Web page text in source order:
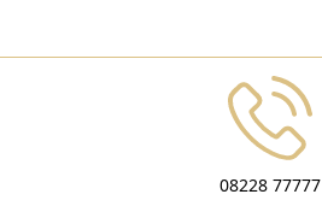
08228 77777